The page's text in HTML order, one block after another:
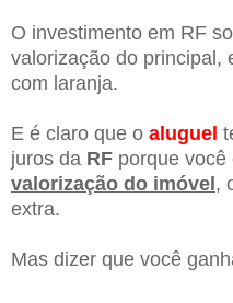
O investimento em RF
valorização do principal,
com laranja.
E é claro que o aluguel
juros da RF porque você
valorização do imóvel,
extra.
Mas dizer que você